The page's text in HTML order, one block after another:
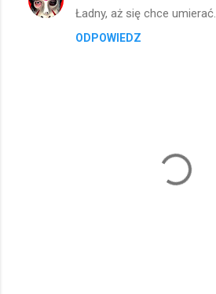
Ładny, aż się chce umierać.
ODPOWIEDZ